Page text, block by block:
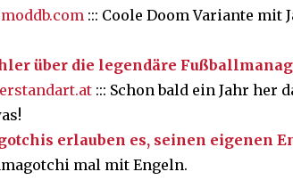
moddb.com ::: Coole Doom Variante mit
über die legendäre
::: Schon bald ein Jahr her
erlauben es, seinen eigenen
mal mit Engeln.